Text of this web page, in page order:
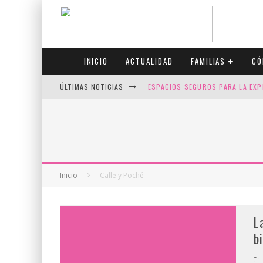
INICIO ACTUALIDAD FAMILIAS
ÚLTIMAS NOTICIAS ESPACIOS SEGUROS PARA LA
CANADÁ CELEBRA EL ORGULLO
Inicio Calle y Poché